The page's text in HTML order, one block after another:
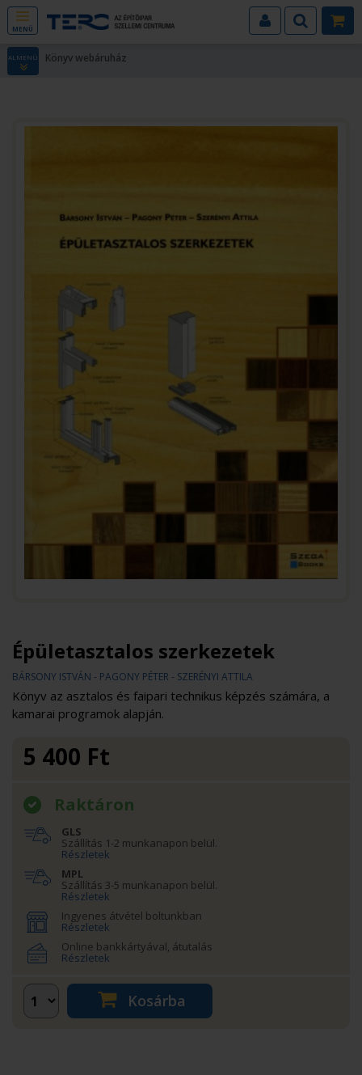
MENÜ
ALMENÜ Könyv webáruház
Épületasztalos szerkezetek
BÁRSONY ISTVÁN - PAGONY PÉTER - SZERÉNYI ATTILA
Könyv az asztalos és faipari technikus képzés számára, a
kamarai programok alapján.
5 400 Ft
Raktáron
GLS
Szállítás 1-2 munkanapon belül.
Részletek
MPL
Szállítás 3-5 munkanapon belül.
Részletek
Ingyenes átvétel boltunkban
Részletek
Online bankkártyával, átutalás
Részletek
Kosárba